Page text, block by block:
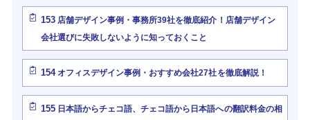
153 店舗デザイン事例・事務所39社を徹底紹介！店舗デザイン
会社選びに失敗しないように知っておくこと
154オフィスデザイン事例・おすすめ会社27社を徹底解説！
155 日本語からチェコ語、チェコ語から日本語への翻訳料金の相